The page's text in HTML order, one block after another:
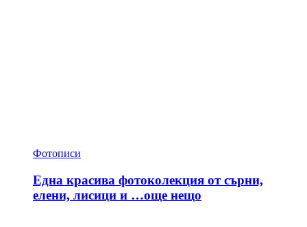
Фотописи
Една красива фотоколекция от сърни,
елени, лисици и …още нещо